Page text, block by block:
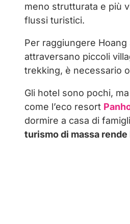
meno strutturata e più
flussi turistici.
Per raggiungere
attraversano piccoli
trekking, è necessario
Gli hotel sono pochi,
come l’eco resort
dormire a casa di
turismo di massa